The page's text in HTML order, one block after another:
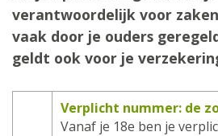
verantwoordelijk voor
vaak door je ouders
geldt ook voor je
Verplicht nummer: de
Vanaf je 18e ben je